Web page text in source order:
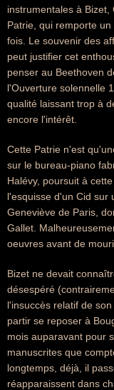
instrumentales à
Patrie, qui remporte
fois. Le souvenir des
peut justifier cet
penser au Beethoven
l'Ouverture solennelle
qualité laissant trop à
encore l'intérêt.
Cette Patrie n'est
sur le bureau-piano
Halévy, poursuit à
l'esquisse d'un Cid sur
Geneviève de Paris,
Gallet.
oeuvres avant de
Bizet ne devait
désespéré
l'insuccès relatif de
partir se reposer à
mois auparavant pour
manuscrites que
longtemps, déjà, il
réapparaissent dans